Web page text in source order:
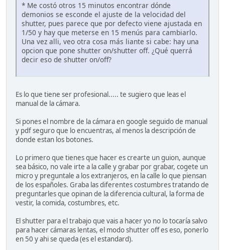
* Me costó otros 15 minutos encontrar dónde
demonios se esconde el ajuste de la velocidad del
shutter, pues parece que por defecto viene ajustada en
1/50 y hay que meterse en 15 menús para cambiarlo.
Una vez alli, veo otra cosa más liante si cabe: hay una
opcion que pone shutter on/shutter off. ¿Qué querrá
decir eso de shutter on/off?
Es lo que tiene ser profesional..... te sugiero que leas el
manual de la cámara.
Si pones el nombre de la cámara en google seguido de manual
y pdf seguro que lo encuentras, al menos la descripción de
donde estan los botones.
Lo primero que tienes que hacer es crearte un guion, aunque
sea básico, no vale irte a la calle y grabar por grabar, cogete un
micro y preguntale a los extranjeros, en la calle lo que piensan
de los españoles. Graba las diferentes costumbres tratando de
preguntarles que opinan de la diferencia cultural, la forma de
vestir, la comida, costumbres, etc.
El shutter para el trabajo que vais a hacer yo no lo tocaría salvo
para hacer cámaras lentas, el modo shutter off es eso, ponerlo
en 50 y ahi se queda (es el estandard).